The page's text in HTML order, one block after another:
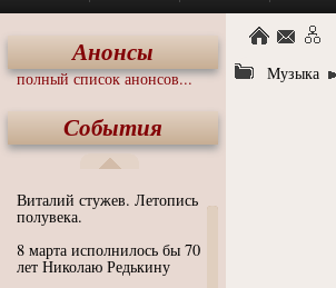
Анонсы
полный список анонсов...
События
Виталий стужев. Летопись
полувека.
8 марта исполнилось бы 70
лет Николаю Редькину
Музыка